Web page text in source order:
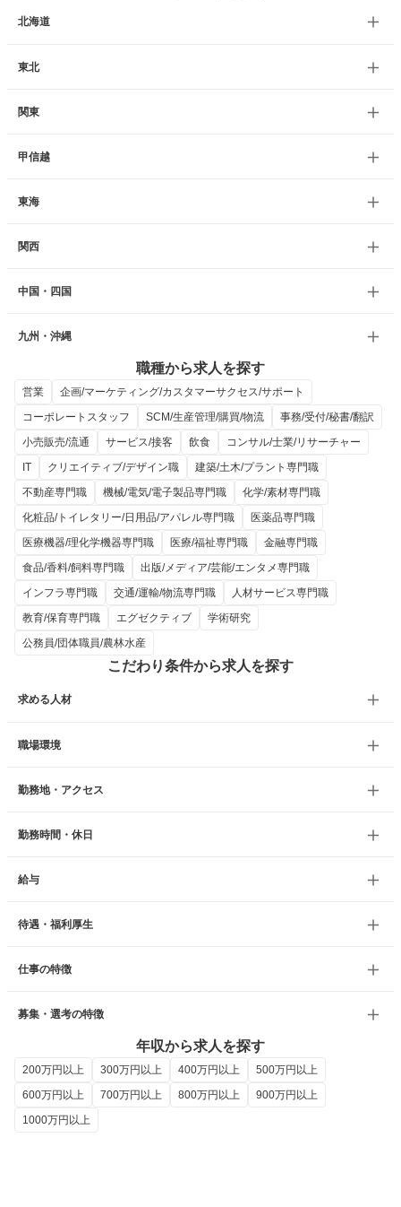
北海道
東北
関東
甲信越
東海
関西
中国・四国
九州・沖縄
職種から求人を探す
営業
企画/マーケティング/カスタマーサクセス/サポート
コーポレートスタッフ
SCM/生産管理/購買/物流
事務/受付/秘書/翻訳
小売販売/流通
サービス/接客 飲食
コンサル/士業/リサーチャー
IT
クリエイティブ/デザイン職
建築/土木/プラント専門職
不動産専門職
機械/電気/電子製品専門職
化学/素材専門職
化粧品/トイレタリー/日用品/アパレル専門職
医薬品専門職
医療機器/理化学機器専門職
医療/福祉専門職
金融専門職
食品/香料/飼料専門職
出版/メディア/芸能/エンタメ専門職
インフラ専門職
交通/運輸/物流専門職
人材サービス専門職
教育/保育専門職
エグゼクティブ
学術研究
公務員/団体職員/農林水産
こだわり条件から求人を探す
求める人材
職場環境
勤務地・アクセス
勤務時間・休日
給与
待遇・福利厚生
仕事の特徴
募集・選考の特徴
年収から求人を探す
200万円以上 300万円以上 400万円以上
500万円以上
600万円以上
700万円以上 800万円以上
900万円以上
1000万円以上